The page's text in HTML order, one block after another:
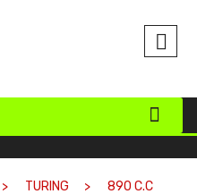
TURING 890 C.C